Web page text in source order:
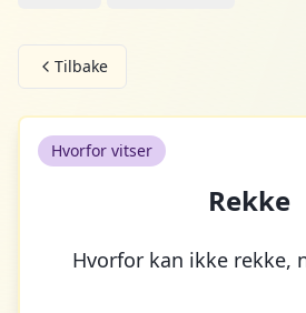
Tilbake
Hvorfor vitser
Rekke
Hvorfor kan ikke rekke,